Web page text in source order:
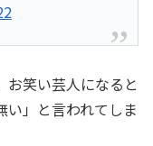
お笑い芸人になると
い」と言われてしま